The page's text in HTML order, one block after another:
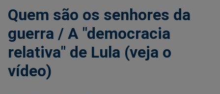
Quem são os senhores da
guerra / A "democracia
relativa" de Lula (veja o
vídeo)